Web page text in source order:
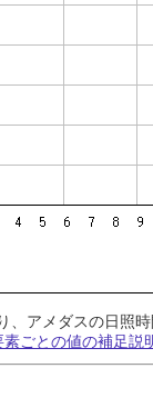
、アメダスの日照
素ごとの値の補足説